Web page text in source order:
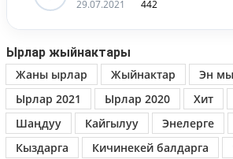
29.07.2021 442
Ырлар жыйнактары
Жаны ырлар
Жыйнактар
Эн
Ырлар 2021
Ырлар 2020 Хит
Шаңдуу
Кайгылуу Энелерге
Кыздарга
Кичинекей балдарга